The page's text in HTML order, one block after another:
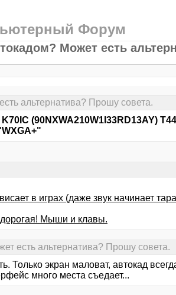
Форум
Может есть
альтернатива? Прошу совета.
(90NXWA210W1I33RD13AY)
в играх (даже звук начинает
Мыши и клавы.
есть альтернатива? Прошу совета.
Только экран маловат, автокад
много места съедает...